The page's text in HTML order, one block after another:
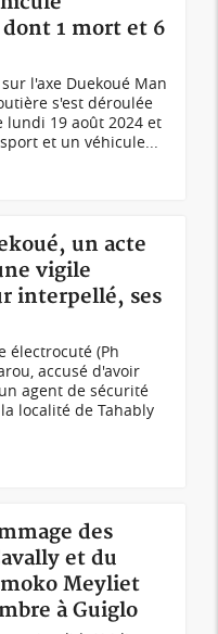
1 mort et 6
l'axe Duekoué Man
s'est déroulée
lundi 19 août 2024 et
et un véhicule...
un acte
vigile
interpellé, ses
électrocuté (Ph
accusé d'avoir
agent de sécurité
localité de Tahably
des
et du
Meyliet
à Guiglo